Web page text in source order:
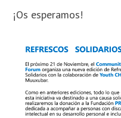
¡Os esperamos!